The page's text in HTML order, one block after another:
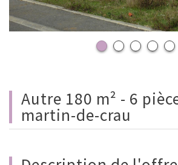
autre 180 m² - 6 pièces - saint-
martin-de-crau